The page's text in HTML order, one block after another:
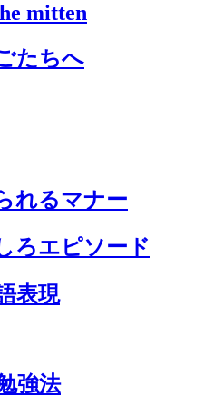
mitten
たちへ
れるマナー
ろエピソード
表現
強法